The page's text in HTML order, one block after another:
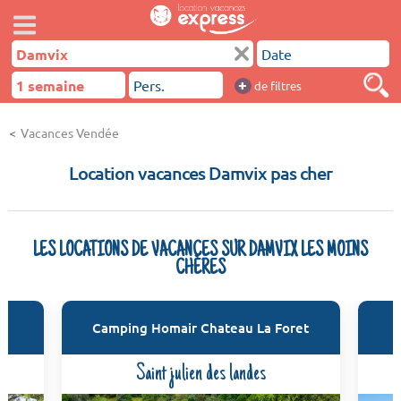
+ de filtres
Vacances Vendée
Location vacances Damvix pas cher
LES LOCATIONS DE VACANCES SUR DAMVIX LES MOINS
CHÈRES
Camping Homair Chateau La Foret
Saint julien des landes